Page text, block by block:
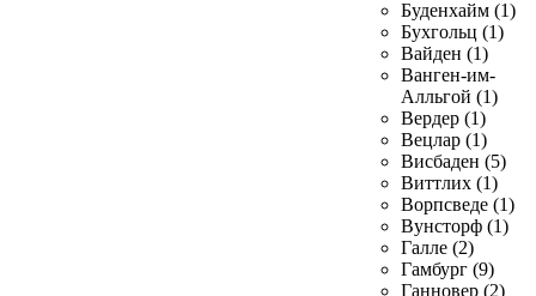
Буденхайм (1)
Бухгольц (1)
Вайден (1)
Ванген-им-
Алльгой (1)
Вердер (1)
Вецлар (1)
Висбаден (5)
Виттлих (1)
Ворпсведе (1)
Вунсторф (1)
Галле (2)
Гамбург (9)
Ганновер (2)